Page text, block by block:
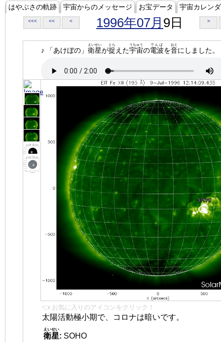
はやぶさの軌跡 宇宙からのメッセージ お宝データ 宇宙カレン
<<< << < 1996年07月 9日 >
♪ 「あけぼの」 衛星
えいせい
が捉
とら
えた宇宙
うちゅう
の電波
でんぱ
を音
おと
にしました。
👈 お気に入りのアイコンをクリック！
太陽活動極小期で、コロナは暗いです。
衛星
えいせい
: SOHO